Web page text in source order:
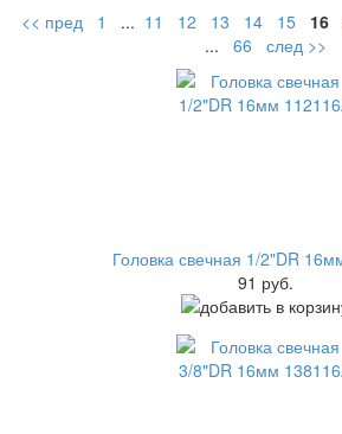
<< пред
1 ... 11 12 13 14 15 16
... 66 след >>
Головка свечная 1/2"DR
91 руб.